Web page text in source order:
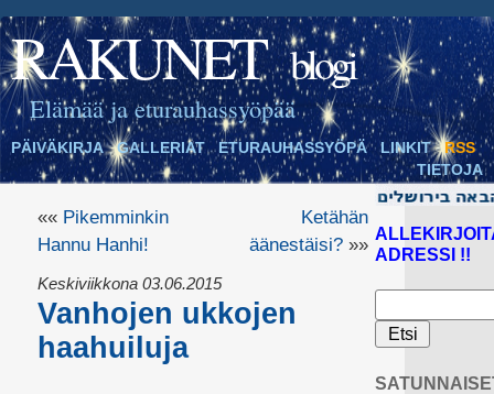
RAKUNET blogi
Elämää ja eturauhassyöpää
PÄIVÄKIRJA GALLERIAT ETURAUHASSYÖPÄ LINKIT
RSS
TIETOJA
«« Pikemminkin
Hannu Hanhi!
Ketähän
äänestäisi?»»
Keskiviikkona 03.06.2015
Vanhojen ukkojen
haahuiluja
ADRESSI !!